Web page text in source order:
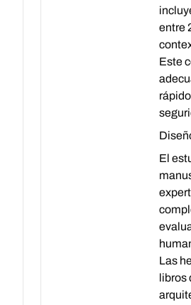
entre
Este
El
Las
libros